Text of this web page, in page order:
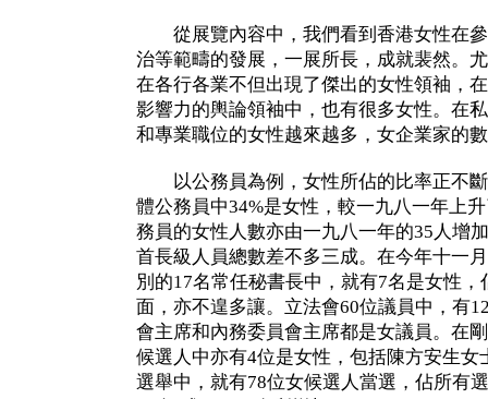
從展覽內容中，我們看到香港女性在參
治等範疇的發展，一展所長，成就裴然。
在各行各業不但出現了傑出的女性領袖，
影響力的輿論領袖中，也有很多女性。在
和專業職位的女性越來越多，女企業家的
以公務員為例，女性所佔的比率正不斷
體公務員中34%是女性，較一九八一年上
務員的女性人數亦由一九八一年的35人增
首長級人員總數差不多三成。在今年十一
別的17名常任秘書長中，就有7名是女性
面，亦不遑多讓。立法會60位議員中，有
會主席和內務委員會主席都是女議員。在
候選人中亦有4位是女性，包括陳方安生
選舉中，就有78位女候選人當選，佔所有